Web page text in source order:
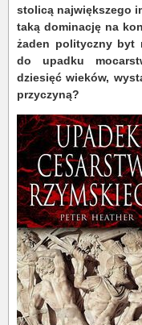
stolicą największego
taką dominację na
żaden polityczny byt
do upadku
dziesięć wieków,
przyczyną?